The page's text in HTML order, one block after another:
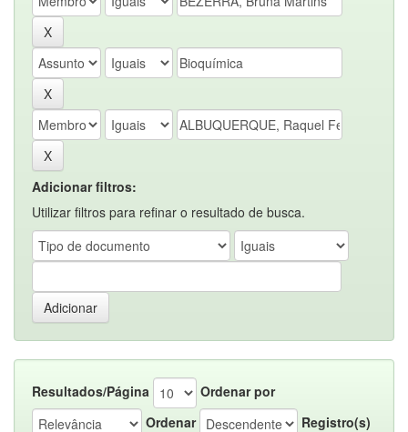
Adicionar filtros:
Utilizar filtros para refinar o resultado de busca.
Resultados/Página
Ordenar por
Ordenar
Registro(s)